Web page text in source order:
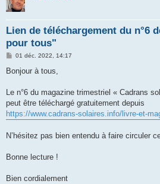
Lien de téléchargement du n°6
pour tous"
M
s
g
01 déc. 2022, 14:17
Bonjour à tous,
Le n°6 du magazine trimestriel « Cadrans
peut être téléchargé gratuitement depuis
https://www.cadrans-solaires.info/livre-et-
N’hésitez pas bien entendu à faire circuler
Bonne lecture !
Bien cordialement